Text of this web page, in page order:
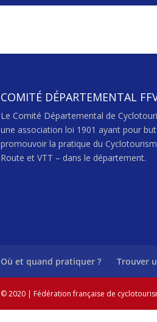
COMITÉ DÉPARTEMENTAL
Le Comité Départemental de
une association loi 1901 ayant pour
promouvoir la pratique du
Route et VTT – dans le département.
Où et quand pratiquer ? Trouver
© 2020 | Fédération française de